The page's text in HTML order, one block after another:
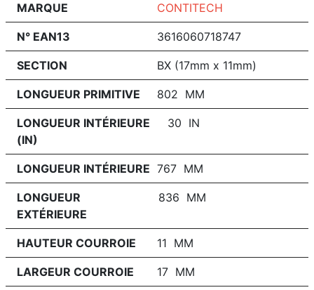
MARQUE CONTITECH
N° EAN13 3616060718747
SECTION BX (17mm x 11mm)
LONGUEUR PRIMITIVE 802 MM
LONGUEUR INTÉRIEURE
(IN)
30 IN
LONGUEUR INTÉRIEURE 767 MM
LONGUEUR
EXTÉRIEURE
836 MM
HAUTEUR COURROIE 11 MM
LARGEUR COURROIE 17 MM